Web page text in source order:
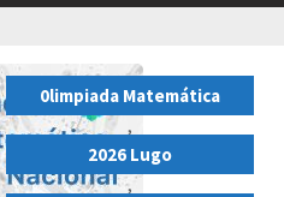
0limpiada Matemática
,
2026 Lugo
,